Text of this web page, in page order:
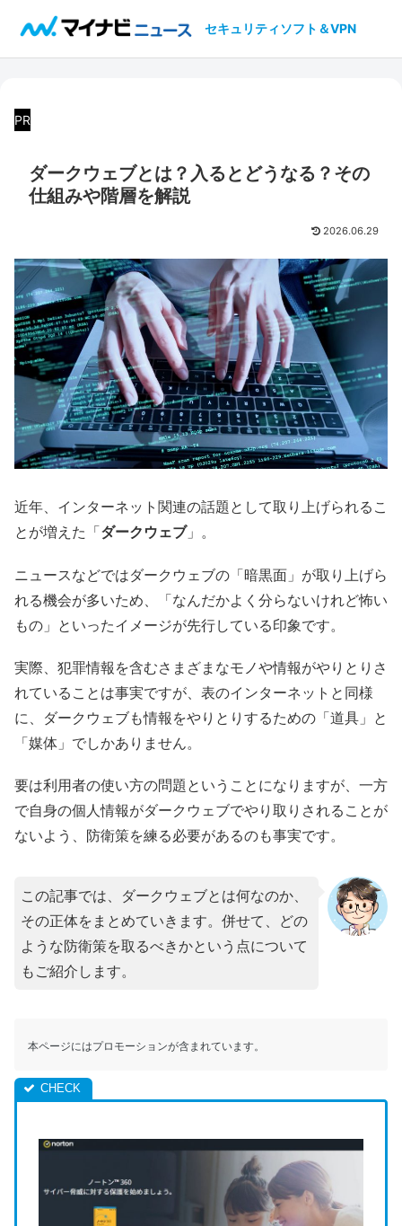
セキュリティソフト＆VPN
PR
ダークウェブとは？入るとどうなる？その
仕組みや階層を解説
2026.06.29
近年、インターネット関連の話題として取り上げられるこ
とが増えた「ダークウェブ」。
ニュースなどではダークウェブの「暗黒面」が取り上げら
れる機会が多いため、「なんだかよく分らないけれど怖い
もの」といったイメージが先行している印象です。
実際、犯罪情報を含むさまざまなモノや情報がやりとりさ
れていることは事実ですが、表のインターネットと同様
に、ダークウェブも情報をやりとりするための「道具」と
「媒体」でしかありません。
要は利用者の使い方の問題ということになりますが、一方
で自身の個人情報がダークウェブでやり取りされることが
ないよう、防衛策を練る必要があるのも事実です。
この記事では、ダークウェブとは何なのか、
その正体をまとめていきます。併せて、どの
ような防衛策を取るべきかという点について
もご紹介します。
本ページにはプロモーションが含まれています。